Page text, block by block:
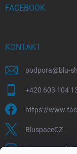
FACEBOOK
KONTAKT
podpora@blu-
+420 603 104
https://
BluspaceCZ